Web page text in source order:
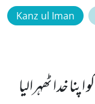
Kanz ul Iman
خدا ٹھہرالیا